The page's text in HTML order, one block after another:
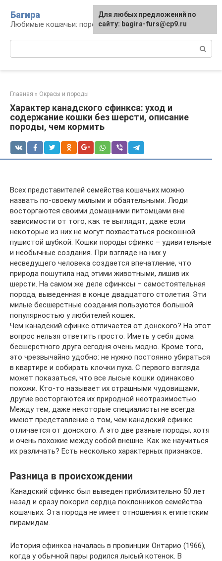
контенту
Багира
Любимые кошачьи: породы, содержание, уход
Главная » Окрасы и породы
Характер канадского сфинкса: уход и
содержание кошки без шерсти, описание
породы, чем кормить
Всех представителей семейства кошачьих можно
назвать по-своему милыми и обаятельными. Люди
восторгаются своими домашними питомцами вне
зависимости от того, как те выглядят, даже если
некоторые из них не могут похвастаться роскошной
пушистой шубкой. Кошки породы сфинкс – удивительные
и необычные создания. При взгляде на них у
несведущего человека создается впечатление, что
природа пошутила над этими животными, лишив их
шерсти. На самом же деле сфинксы – самостоятельная
порода, выведенная в конце двадцатого столетия. Эти
милые бесшерстные создания пользуются большой
популярностью у любителей кошек.
Чем канадский сфинкс отличается от донского? На этот
вопрос нельзя ответить просто. Иметь у себя дома
бесшерстного друга сегодня очень модно. Кроме того,
это чрезвычайно удобно: не нужно постоянно убираться
в квартире и собирать клочки пуха. С первого взгляда
может показаться, что все лысые кошки одинаково
похожи. Кто-то называет их страшными чудовищами,
другие восторгаются их природной неотразимостью.
Между тем, даже некоторые специалисты не всегда
имеют представление о том, чем канадский сфинкс
отличается от донского. А это две разные породы, хотя
и очень похожие между собой внешне. Как же научиться
их различать? Есть несколько характерных признаков.
Разница в происхождении
Канадский сфинкс был выведен приблизительно 50 лет
назад и сразу покорил сердца поклонников семейства
кошачьих. Эта порода не имеет отношения к египетским
пирамидам.
История сфинкса началась в провинции Онтарио (1966),
когда у обычной пары родился лысый котенок. В
Для любых предложений по
сайту: bagira-furs@cp9.ru